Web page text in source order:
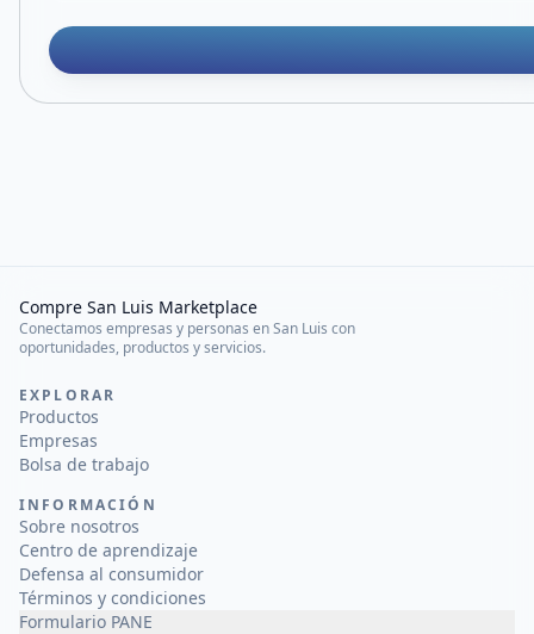
Compre San Luis Marketplace
Conectamos empresas y personas en San Luis con
oportunidades, productos y servicios.
EXPLORAR
Productos
Empresas
Bolsa de trabajo
INFORMACIÓN
Sobre nosotros
Centro de aprendizaje
Defensa al consumidor
Términos y condiciones
Formulario PANE